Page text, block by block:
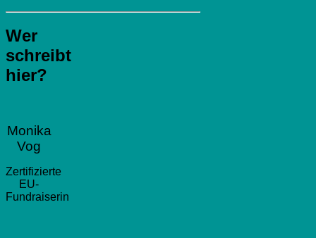
Wer
schreibt
hier?
Monika
Vog
Zertifizierte
EU-
Fundraiserin